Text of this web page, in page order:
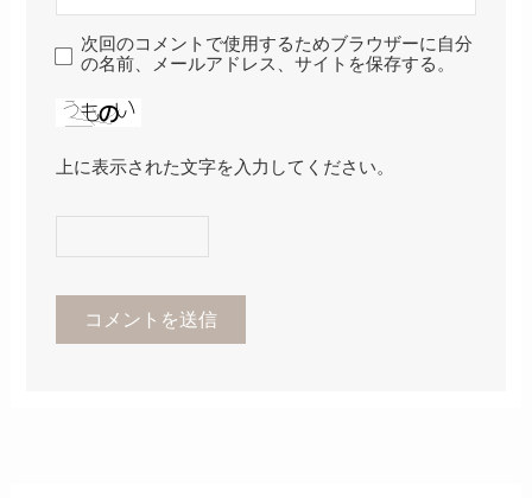
次回のコメントで使用するためブラウザーに自分
の名前、メールアドレス、サイトを保存する。
上に表示された文字を入力してください。